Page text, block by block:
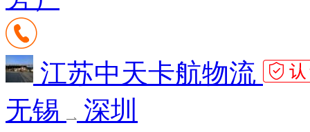
江苏中天卡航物流
无锡
深圳